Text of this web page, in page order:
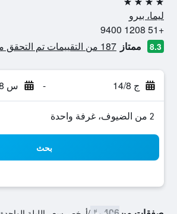
4 نجوم
ليما، بيرو
+51 1208 9400
8.3 ممتاز 187 من التقييمات تم التحقق منها
ج 14/8 - س 15/8
2 من الضيوف، غرفة واحدة
بحث